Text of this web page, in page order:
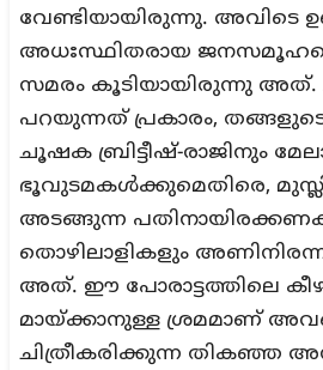
വേണ്ടിയായിരുന്നു. അവിടെ
അധഃസ്ഥിതരായ
സമരം കൂടിയായിരുന്നു അത്.
പറയുന്നത് പ്രകാരം,
ചൂഷക ബ്രിട്ടീഷ്-രാജിനും
ഭൂവുടമകൾക്കുമെതിരെ,
അടങ്ങുന്ന
തൊഴിലാളികളും
അത്. ഈ പോരാട്ടത്തിലെ
മായ്ക്കാനുള്ള ശ്രമമാണ്
ചിത്രീകരിക്കുന്ന തികഞ്ഞ